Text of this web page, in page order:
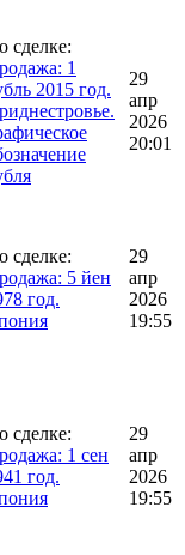
сделке:
1
2015 год.
29
апр
2026
20:01
сделке:
5 йен
год.
29
апр
2026
19:55
сделке:
1 сен
год.
29
апр
2026
19:55